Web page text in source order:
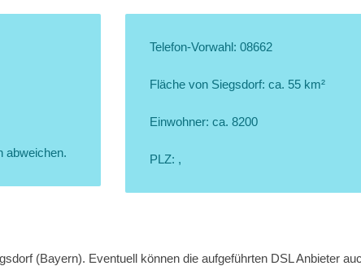
abweichen.
Telefon-Vorwahl: 08662
Fläche von Siegsdorf: ca. 55 km²
Einwohner: ca. 8200
PLZ: ,
(Bayern). Eventuell können die aufgeführten DSL Anbieter